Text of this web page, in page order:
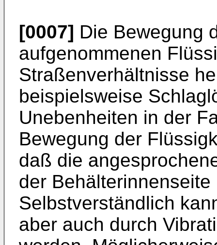
[0007] Die Bewegung
aufgenommenen
Straßenverhältnisse
beispielsweise
Unebenheiten in der
Bewegung der
daß die
der
Selbstverständlich
aber auch durch